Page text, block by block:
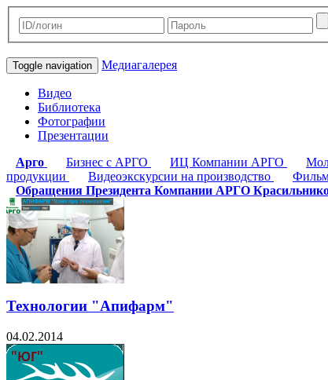
Toggle navigation Медиагалерея
Видео
Библиотека
Фотографии
Презентации
Арго
Бизнес с АРГО ИЦ Компании АРГО
продукции
Видеоэкскурсии на производство
Обращения Президента Компании АРГО
Технологии "Апифарм"
04.02.2014